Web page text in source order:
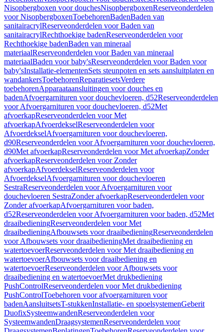
Nisopbergboxen voor douchesNisopbergboxenReserveonderdelen
voor NisopbergboxenToebehorenBadenBaden van
sanitairacrylReserveonderdelen voor Baden van
sanitairacrylRechthoekige badenReserveonderdelen voor
Rechthoekige badenBaden van mineraal
materiaalReserveonderdelen voor Baden van mineraal
materiaalBaden voor baby'sReserveonderdelen voor Baden voor
baby'sInstallatie-elementenSets steunpoten en sets aansluitplaten en
wandankersToebehorenReparatiesetsVerdere
toebehorenApparaataansluitingen voor douches en
badenAfvoergarnituren voor douchevloeren, d52Reserveonderdelen
voor Afvoergarnituren voor douchevloeren, d52Met
afvoerkapReserveonderdelen voor Met
afvoerkapAfvoerdekselReserveonderdelen voor
AfvoerdekselAfvoergarnituren voor douchevloeren,
d90Reserveonderdelen voor Afvoergarnituren voor douchevloeren,
d90Met afvoerkapReserveonderdelen voor Met afvoerkapZonder
afvoerkapReserveonderdelen voor Zonder
afvoerkapAfvoerdekselReserveonderdelen voor
AfvoerdekselAfvoergarnituren voor douchevloeren
SestraReserveonderdelen voor Afvoergarnituren voor
douchevloeren SestraZonder afvoerkapReserveonderdelen voor
Zonder afvoerkapAfvoergarnituren voor baden,
d52Reserveonderdelen voor Afvoergarnituren voor baden, d52Met
draaibedieningReserveonderdelen voor Met
draaibedieningAfbouwsets voor draaibedieningReserveonderdelen
voor Afbouwsets voor draaibedieningMet draaibediening en
watertoevoerReserveonderdelen voor Met draaibediening en
watertoevoerAfbouwsets voor draaibediening en
watertoevoerReserveonderdelen voor Afbouwsets voor
draaibediening en watertoevoerMet drukbediening
PushControlReserveonderdelen voor Met drukbediening
PushControlToebehoren voor afvoergarnituren voor
badenAansluitsetsT-stukkenInstallatie- en spoelsystemenGeberit
DuofixSysteemwandenReserveonderdelen voor
SysteemwandenDraagsystemenReserveonderdelen voor